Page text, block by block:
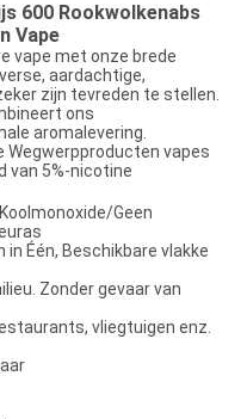
600 Rookwolkenabs
Vape
vape met onze brede
aardachtige,
zijn tevreden te stellen.
ons
aromalevering.
Wegwerpproducten vapes
van 5%-nicotine
Geen
in Één, Beschikbare vlakke
Zonder gevaar van
vliegtuigen enz.